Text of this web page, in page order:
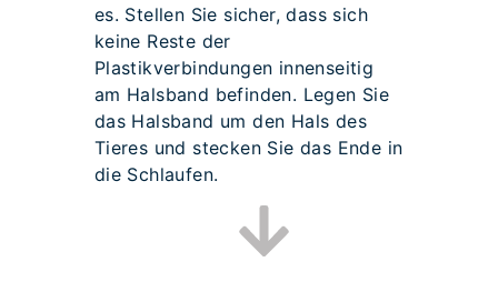
es. Stellen Sie sicher, dass sich
keine Reste der
Plastikverbindungen innenseitig
am Halsband befinden. Legen Sie
das Halsband um den Hals des
Tieres und stecken Sie das Ende in
die Schlaufen.